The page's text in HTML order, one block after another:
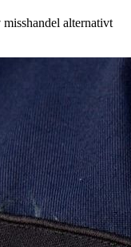
alternativt